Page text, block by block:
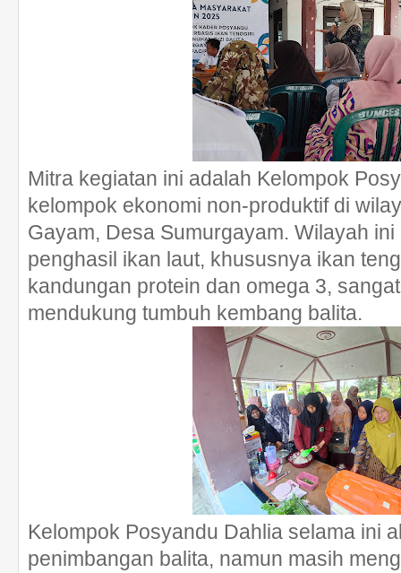
Mitra kegiatan ini adalah Kelompok
kelompok ekonomi non-produktif di
Gayam, Desa Sumurgayam. Wilayah
penghasil ikan laut, khususnya ikan
kandungan protein dan omega 3,
mendukung tumbuh kembang balita.
Kelompok Posyandu Dahlia selama ini
penimbangan balita, namun masih